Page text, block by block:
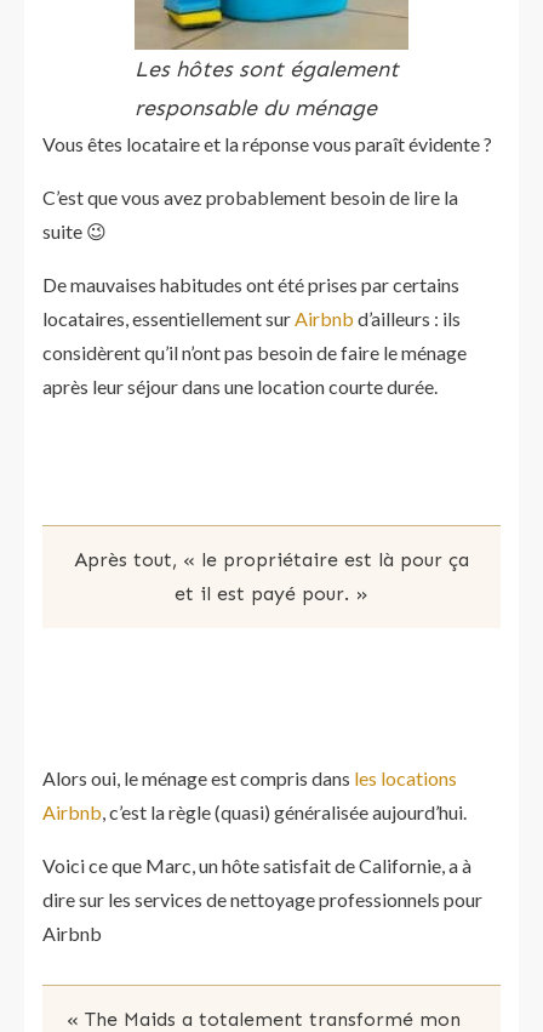
Les hôtes sont également
responsable du ménage
Vous êtes locataire et la réponse vous paraît évidente ?
C’est que vous avez probablement besoin de lire la
suite 😉
De mauvaises habitudes ont été prises par certains
locataires, essentiellement surAirbnb d’ailleurs : ils
considèrent qu’il n’ont pas besoin de faire le ménage
après leur séjour dans une location courte durée.
Après tout, « le propriétaire est là pour ça
et il est payé pour. »
Alors oui, le ménage est compris dans les locations
Airbnb, c’est la règle (quasi) généralisée aujourd’hui.
Voici ce que Marc, un hôte satisfait de Californie, a à
dire sur les services de nettoyage professionnels pour
Airbnb
« The Maids a totalement transformé mon